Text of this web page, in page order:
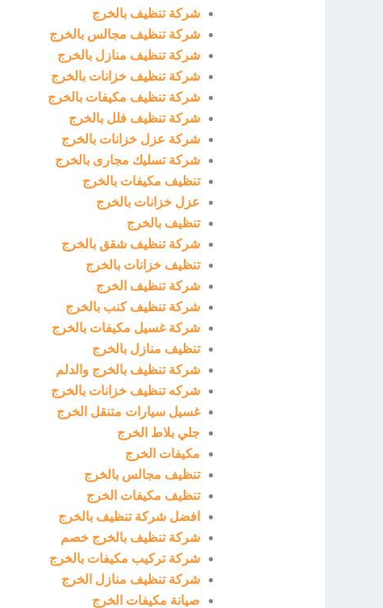
شركة تنظيف بالخرج
شركة تنظيف مجالس بالخرج
شركة تنظيف منازل بالخرج
شركة تنظيف خزانات بالخرج
شركة تنظيف مكيفات بالخرج
شركة تنظيف فلل بالخرج
شركة عزل خزانات بالخرج
شركة تسليك مجارى بالخرج
تنظيف مكيفات بالخرج
عزل خزانات بالخرج
تنظيف بالخرج
شركة تنظيف شقق بالخرج
تنظيف خزانات بالخرج
شركة تنظيف الخرج
شركة تنظيف كنب بالخرج
شركة غسيل مكيفات بالخرج
تنظيف منازل بالخرج
شركة تنظيف بالخرج والدلم
شركه تنظيف خزانات بالخرج
غسيل سيارات متنقل الخرج
جلي بلاط الخرج
مكيفات الخرج
تنظيف مجالس بالخرج
تنظيف مكيفات الخرج
افضل شركة تنظيف بالخرج
شركة تنظيف بالخرج خصم
شركة تركيب مكيفات بالخرج
شركة تنظيف منازل الخرج
صيانة مكيفات الخرج